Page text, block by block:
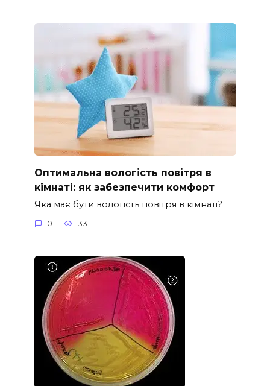
Оптимальна вологість повітря в
кімнаті: як забезпечити комфорт
Яка має бути вологість повітря в кімнаті?
0 33